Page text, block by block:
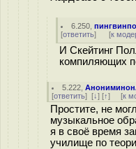
6.250 ,
[ответить] [к
И Скейтинг
компиляющих
5.222 ,
[ответить] [↓] [↑] [к
Простите, не
музыкальное
я в своё время
училище по